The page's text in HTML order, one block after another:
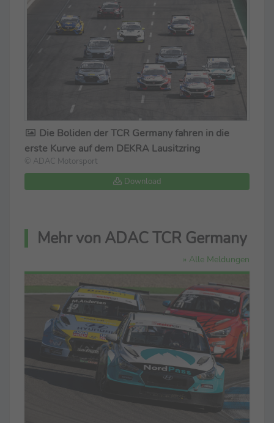
Die Boliden der TCR Germany fahren in die
erste Kurve auf dem DEKRA Lausitzring
© ADAC Motorsport
Download
Mehr von ADAC TCR Germany
» Alle Meldungen